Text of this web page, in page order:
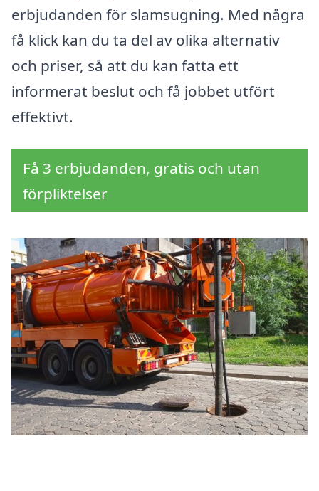
erbjudanden för slamsugning. Med några
få klick kan du ta del av olika alternativ
och priser, så att du kan fatta ett
informerat beslut och få jobbet utfört
effektivt.
Få 3 erbjudanden, gratis och utan
förpliktelser